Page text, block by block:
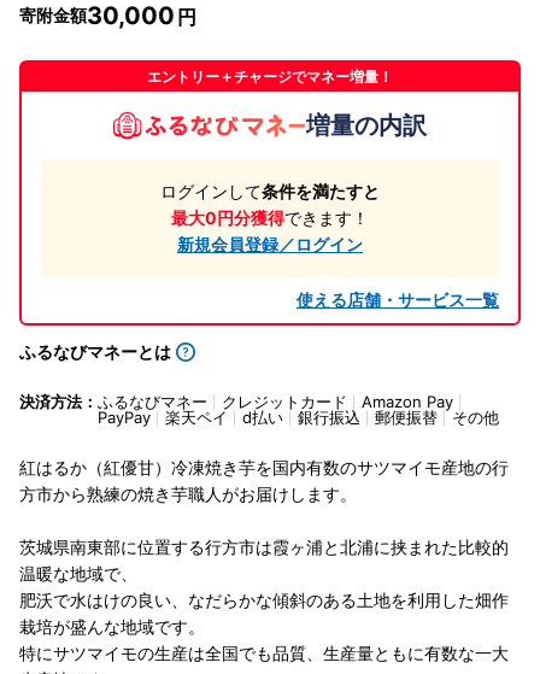
寄附金額30,000
エントリー＋チャージでマネー増量！
増量の内訳
ログインして条件を満たすと
最大0円分獲得できます！
新規会員登録／ログイン
使える店舗・サービス一覧
ふるなびマネーとは
決済方法： ふるなびマネー クレジットカード
Amazon Pay
PayPay
楽天ペイ d払い 銀行振込 郵便振替 その他
紅はるか（紅優甘）冷凍焼き芋を国内有数のサツマイモ産地の行
方市から熟練の焼き芋職人がお届けします。
茨城県南東部に位置する行方市は霞ヶ浦と北浦に挟まれた比較的
温暖な地域で、
肥沃で水はけの良い、なだらかな傾斜のある土地を利用した畑作
栽培が盛んな地域です。
特にサツマイモの生産は全国でも品質、生産量ともに有数な一大